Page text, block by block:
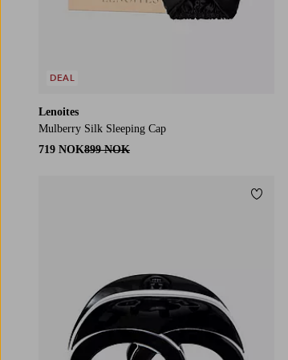
Lenoites
Mulberry Silk Sleeping Cap
719 NOK899 NOK
DEAL
Legg